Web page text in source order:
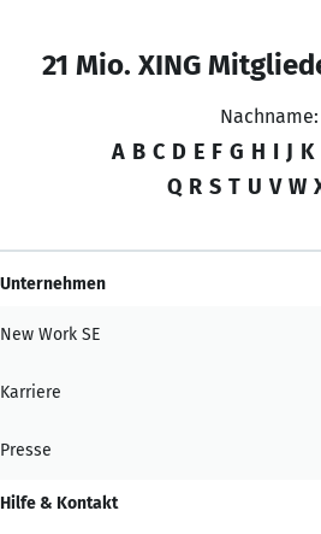
21 Mio. XING
Nachname:
A B C D E F G H I J K
Q R S T U V W
Unternehmen
New Work SE
Karriere
Presse
Hilfe & Kontakt